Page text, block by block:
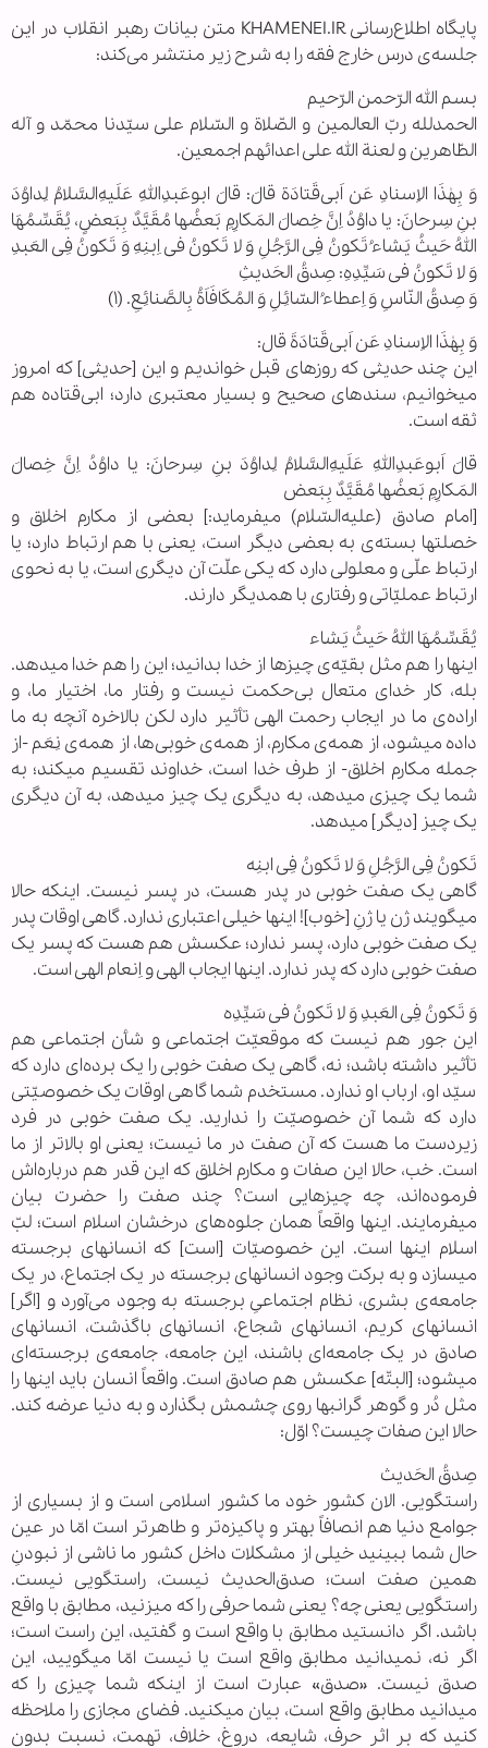
پایگاه اطلاع‌رسانی KHAMENEI.IR متن بیانات رهبر انقلاب در این
جلسه‌ی درس خارج فقه را به شرح زیر منتشر می‌کند:
بسم الله الرّحمن الرّحیم
الحمدلله ربّ العالمین و الصّلاة و السّلام علی سیّدنا محمّد و آله
الطّاهرین و لعنة الله علی اعدائهم اجمعین.
وَ بِهٰذَا الاِسنادِ عَن‌ اَبی‌قَتادَة قالَ: قالَ ابوعَبدِاللهِ عَلَیهِ‌السَّلامُ لِداوُدَ
بنِ سِرحانَ: یا داوُدُ اِنَّ خِصالَ المَکارِمِ بَعضُها مُقَیَّدٌ بِبَعضٍ، یُقَسِّمُهَا
اللهُ حَیثُ یَشاءُ تَکونُ فِی الرَّجُلِ وَ لا تَکونُ فی اِبنِهِ وَ تَکونُ فِی العَبدِ
وَ لا تَکونُ فی سَیِّدِهِ: صِدقُ الحَدیثِ
وَ صِدقُ النّاسِ وَ اِعطاءُ السّائِلِ وَ المُکَافَاَةُ بِالصَّنائِعِ. (۱)
وَ بِهٰذَا الاِسنادِ عَن‌ اَبی‌قَتادَةَ قال:
این چند حدیثی که روزهای قبل خواندیم و این [حدیثی] که امروز
میخوانیم، سندهای صحیح و بسیار معتبری دارد؛ ابی‌قتاده هم
ثقه است.
قالَ اَبوعَبدِاللهِ عَلَیهِ‌السَّلامُ لِداوُدَ بنِ سِرحانَ: یا داوُدُ اِنَّ خِصالَ
المَکارِمِ بَعضُها مُقَیَّدٌ بِبَعض
[امام صادق (علیه‌السّلام) میفرماید:] بعضی از مکارم اخلاق و
خصلتها بسته‌ی به بعضی دیگر است، یعنی با هم ارتباط دارد؛ یا
ارتباط علّی و معلولی دارد که یکی علّت آن دیگری است، یا به نحوی
ارتباط عملیّاتی و رفتاری با همدیگر دارند.
یُقَسِّمُهَا اللهُ حَیثُ یَشاء
اینها را هم مثل بقیّه‌ی چیزها از خدا بدانید؛ این را هم خدا میدهد.
بله، کار خدای متعال بی‌حکمت نیست و رفتار ما، اختیار ما، و
اراده‌ی ما در ایجاب رحمت الهی تأثیر دارد لکن بالاخره آنچه به ما
داده میشود، از همه‌ی مکارم، از همه‌ی خوبی‌ها، از همه‌ی نِعَم -از
جمله مکارم اخلاق- از طرف خدا است، خداوند تقسیم میکند؛ به
شما یک چیزی میدهد، به دیگری یک چیز میدهد، به آن دیگری
یک چیز [دیگر] میدهد.
تَکونُ فِی الرَّجُلِ وَ لا تَکونُ فِی ابنِه
گاهی یک صفت خوبی در پدر هست، در پسر نیست. اینکه حالا
میگویند ژن یا ژنِ [خوب]! اینها خیلی اعتباری ندارد. گاهی اوقات پدر
یک صفت خوبی دارد، پسر ندارد؛ عکسش هم هست که پسر یک
صفت خوبی دارد که پدر ندارد. اینها ایجاب الهی و اِنعام الهی است.
وَ تَکونُ فِی العَبدِ وَ لا تَکونُ فی سَیِّدِه
این جور هم نیست که موقعیّت اجتماعی و شأن اجتماعی هم
تأثیر داشته باشد؛ نه، گاهی یک صفت خوبی را یک برده‌ای دارد که
سیّد او، ارباب او ندارد. مستخدم شما گاهی اوقات یک خصوصیّتی
دارد که شما آن خصوصیّت را ندارید. یک صفت خوبی در فرد
زیردست ما هست که آن صفت در ما نیست؛ یعنی او بالاتر از ما
است. خب، حالا این صفات و مکارم اخلاق که این قدر هم درباره‌اش
فرموده‌اند، چه چیزهایی است؟ چند صفت را حضرت بیان
میفرمایند. اینها واقعاً همان جلوه‌های درخشان اسلام است؛ لبّ
اسلام اینها است. این خصوصیّات [است] که انسانهای برجسته
میسازد و به برکت وجود انسانهای برجسته در یک اجتماع، در یک
جامعه‌ی بشری، نظام اجتماعیِ برجسته به وجود می‌آورد و [اگر]
انسانهای کریم، انسانهای شجاع، انسانهای باگذشت، انسانهای
صادق در یک جامعه‌ای باشند، این جامعه، جامعه‌ی برجسته‌ای
میشود؛ [البتّه] عکسش هم صادق است. واقعاً انسان باید اینها را
مثل دُر و گوهر گرانبها روی چشمش بگذارد و به دنیا عرضه کند.
حالا این صفات چیست؟ اوّل:
صِدقُ الحَدیث
راستگویی. الان کشور خود ما کشور اسلامی است و از بسیاری از
جوامع دنیا هم انصافاً بهتر و پاکیزه‌تر و طاهرتر است امّا در عین
حال شما ببینید خیلی از مشکلات داخل کشور ما ناشی از نبودنِ
همین صفت است؛ صدق‌الحدیث نیست، راستگویی نیست.
راستگویی یعنی چه؟ یعنی شما حرفی را که میزنید، مطابق با واقع
باشد. اگر دانستید مطابق با واقع است و گفتید، این راست است؛
اگر نه، نمیدانید مطابق واقع است یا نیست امّا میگویید، این
صدق نیست. «صدق» عبارت است از اینکه شما چیزی را که
میدانید مطابق واقع است، بیان میکنید. فضای مجازی را ملاحظه
کنید که بر اثر حرف، شایعه، دروغ، خلاف، تهمت، نسبت بدون